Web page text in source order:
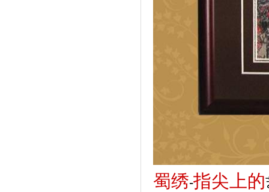
蜀绣-指尖上的